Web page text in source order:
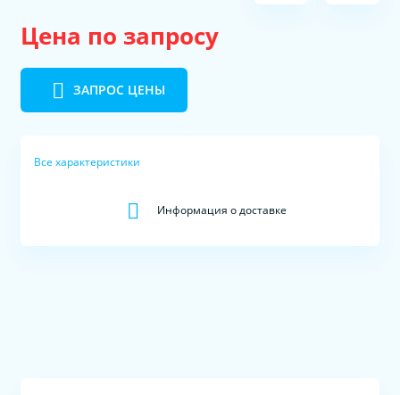
Цена по запросу
ЗАПРОС ЦЕНЫ
Все характеристики
Информация о доставке